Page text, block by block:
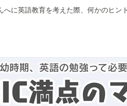
に英語教育を考えた際、何かのヒン